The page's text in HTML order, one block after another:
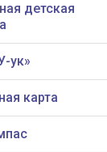
детская
ук»
карта